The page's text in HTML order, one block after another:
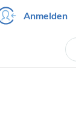
Anmelden